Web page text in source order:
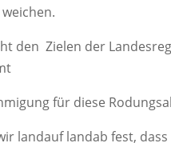
den Zielen der
für diese
landauf landab fest,